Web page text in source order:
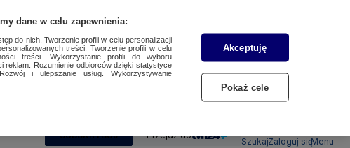
SUBSKRYBUJ Przejdź do
SzukajZaloguj sięMenu
dane w celu zapewnienia:
do nich. Tworzenie profili w celu personalizacji
treści. Tworzenie profili w celu
treści. Wykorzystanie profili do wyboru
reklam. Rozumienie odbiorców dzięki statystyce
i ulepszanie usług. Wykorzystywanie
Akceptuję
Pokaż cele